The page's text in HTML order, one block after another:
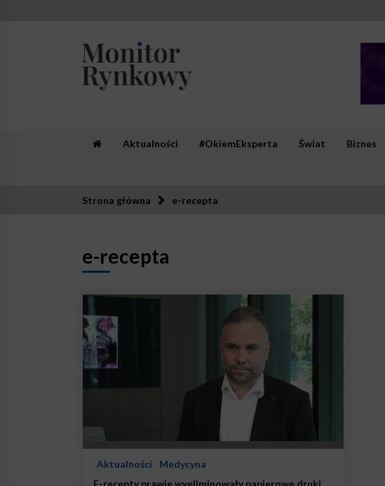
Aktualności #OkiemEksperta Świat Biznes
Strona główna e-recepta
e-recepta
Aktualności
Medycyna
E-recepty prawie wyeliminowały papierowe druki.